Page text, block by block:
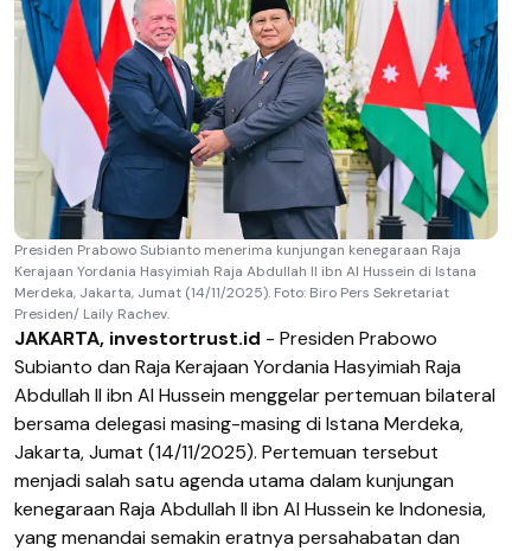
Presiden Prabowo Subianto menerima kunjungan kenegaraan Raja
Kerajaan Yordania Hasyimiah Raja Abdullah II ibn Al Hussein di Istana
Merdeka, Jakarta, Jumat (14/11/2025). Foto: Biro Pers Sekretariat
Presiden/ Laily Rachev.
JAKARTA, investortrust.id - Presiden Prabowo
Subianto dan Raja Kerajaan Yordania Hasyimiah Raja
Abdullah II ibn Al Hussein menggelar pertemuan bilateral
bersama delegasi masing-masing di Istana Merdeka,
Jakarta, Jumat (14/11/2025). Pertemuan tersebut
menjadi salah satu agenda utama dalam kunjungan
kenegaraan Raja Abdullah II ibn Al Hussein ke Indonesia,
yang menandai semakin eratnya persahabatan dan